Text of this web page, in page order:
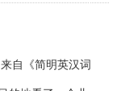
自《简明英汉词